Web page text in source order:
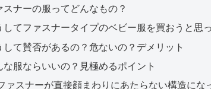
スナーの服ってどんなもの？
してファスナータイプのベビー服を買おうと思
して賛否があるの？危ないの？デメリット
な服ならいいの？見極めるポイント
ァスナーが直接顔まわりにあたらない構造にな